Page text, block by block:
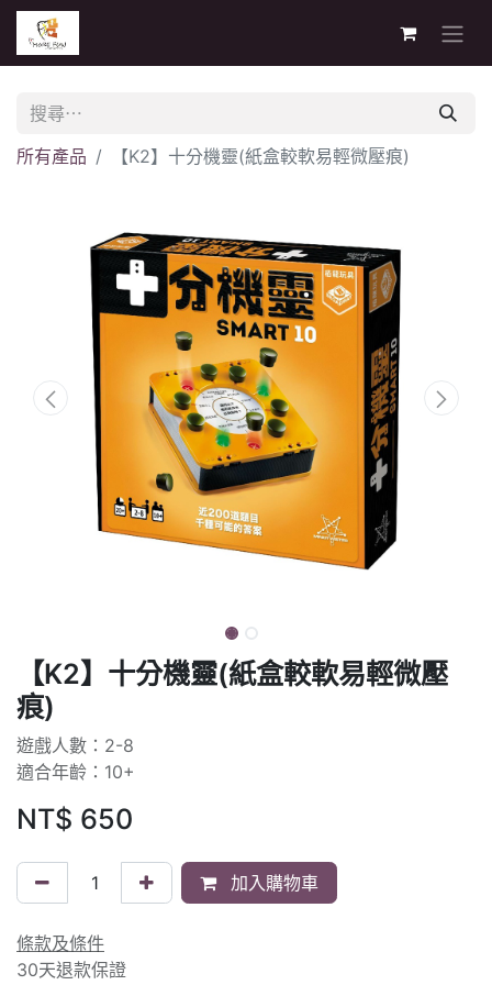
所有產品 【K2】十分機靈(紙盒較軟易輕微壓痕)
【K2】十分機靈(紙盒較軟易輕微壓
痕)
遊戲人數：2-8
適合年齡：10+
NT$ 650
加入購物車
條款及條件
30天退款保證